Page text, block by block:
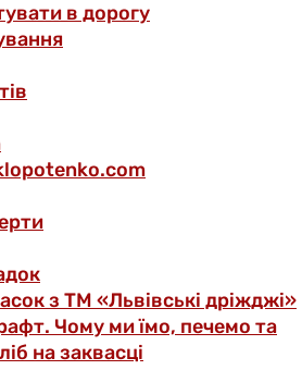
в дорогу
з ТМ «Львівські дріжджі»
Чому ми їмо, печемо та
на заквасці